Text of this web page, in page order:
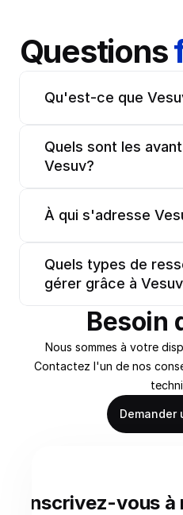
Questions
Qu'est-ce que
Quels sont les
Vesuv?
À qui s'adresse
Quels types de
gérer grâce à
Besoin
Nous sommes à votre
Contactez l'un de nos
Demander
Inscrivez-vous